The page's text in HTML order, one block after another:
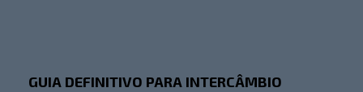
GUIA DEFINITIVO PARA INTERCÂMBIO